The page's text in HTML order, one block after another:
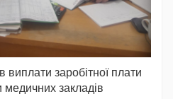
заробітної плати
медичних закладів